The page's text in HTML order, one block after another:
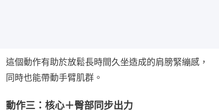
這個動作有助於放鬆長時間久坐造成的肩膀緊繃感，
同時也能帶動手臂肌群。
動作三：核心＋臀部同步出力